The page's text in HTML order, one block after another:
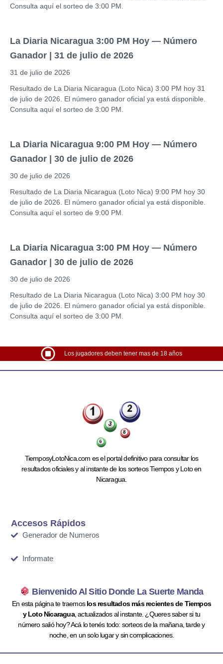
Consulta aquí el sorteo de 3:00 PM.
La Diaria Nicaragua 3:00 PM Hoy — Número
Ganador | 31 de julio de 2026
31 de julio de 2026
Resultado de La Diaria Nicaragua (Loto Nica) 3:00 PM hoy 31
de julio de 2026. El número ganador oficial ya está disponible.
Consulta aquí el sorteo de 3:00 PM.
La Diaria Nicaragua 9:00 PM Hoy — Número
Ganador | 30 de julio de 2026
30 de julio de 2026
Resultado de La Diaria Nicaragua (Loto Nica) 9:00 PM hoy 30
de julio de 2026. El número ganador oficial ya está disponible.
Consulta aquí el sorteo de 9:00 PM.
La Diaria Nicaragua 3:00 PM Hoy — Número
Ganador | 30 de julio de 2026
30 de julio de 2026
Resultado de La Diaria Nicaragua (Loto Nica) 3:00 PM hoy 30
de julio de 2026. El número ganador oficial ya está disponible.
Consulta aquí el sorteo de 3:00 PM.
Los jugadores deben tener mas de 18 años
TiemposyLotoNica.com es el portal definitivo para consultar los
resultados oficiales y al instante de los sorteos Tiempos y Loto en
Nicaragua.
Accesos Rápidos
Generador de Numeros
Informate
Bienvenido Al Sitio Donde La Suerte Manda
En esta página te traemoslos resultados más recientes de Tiempos
y Loto Nicaragua, actualizados al instante. ¿Queres saber si tu
número salió hoy? Acá lo tenés todo: sorteos de la mañana, tarde y
noche, en un solo lugar y sin complicaciones.